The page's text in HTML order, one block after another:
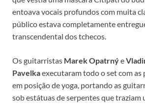
entoava vocais profundos com muita
público estava completamente
transcendental dos tchecos.
Os guitarristas Marek Opatrnýe
Pavelkaexecutaram todo o set com as
em posição de yoga, portando as
sob estátuas de serpentes que traziam